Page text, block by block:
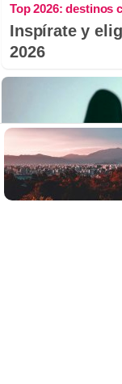
Top 2026: destinos
Inspírate y
2026